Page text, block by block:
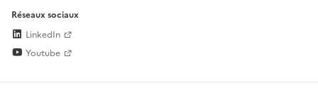
Réseaux sociaux
LinkedIn
Youtube